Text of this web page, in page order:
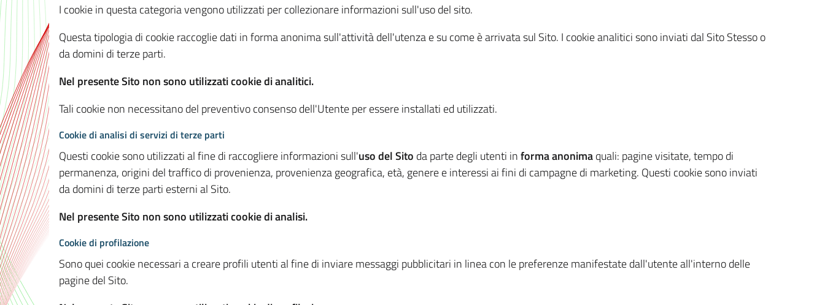
I cookie in questa categoria vengono utilizzati per collezionare informazioni sull'uso del sito.
Questa tipologia di cookie raccoglie dati in forma anonima sull'attività dell'utenza e su come è arrivata sul Sito. I cookie analitici sono inviati dal Sito Stesso o
da domini di terze parti.
Nel presente Sito non sono utilizzati cookie di analitici.
Tali cookie non necessitano del preventivo consenso dell'Utente per essere installati ed utilizzati.
Cookie di analisi di servizi di terze parti
Questi cookie sono utilizzati al fine di raccogliere informazioni sull'uso del Sito da parte degli utenti informa anonimaquali: pagine visitate, tempo di
permanenza, origini del traffico di provenienza, provenienza geografica, età, genere e interessi ai fini di campagne di marketing. Questi cookie sono inviati
da domini di terze parti esterni al Sito.
Nel presente Sito non sono utilizzati cookie di analisi.
Cookie di profilazione
Sono quei cookie necessari a creare profili utenti al fine di inviare messaggi pubblicitari in linea con le preferenze manifestate dall'utente all'interno delle
pagine del Sito.